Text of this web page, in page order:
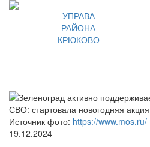
УПРАВА
РАЙОНА
КРЮКОВО
Источник фото: https://www.mos.ru/
19.12.2024